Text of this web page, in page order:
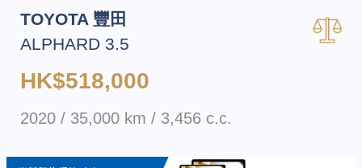
TOYOTA 豐田
ALPHARD 3.5
HK$518,000
2020 / 35,000 km / 3,456 c.c.